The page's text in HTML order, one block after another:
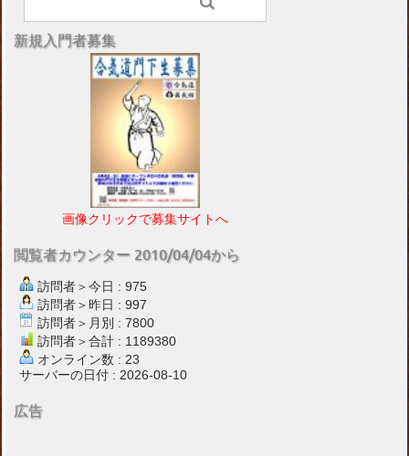
新規入門者募集
画像クリックで募集サイトへ
閲覧者カウンター 2010/04/04から
訪問者＞今日 : 975
訪問者＞昨日 : 997
訪問者＞月別 : 7800
訪問者＞合計 : 1189380
オンライン数 : 23
サーバーの日付 : 2026-08-10
広告